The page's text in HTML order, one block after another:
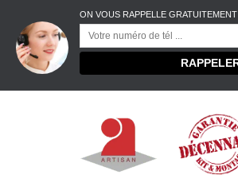
ON VOUS RAPPELLE GRATUITEMENT